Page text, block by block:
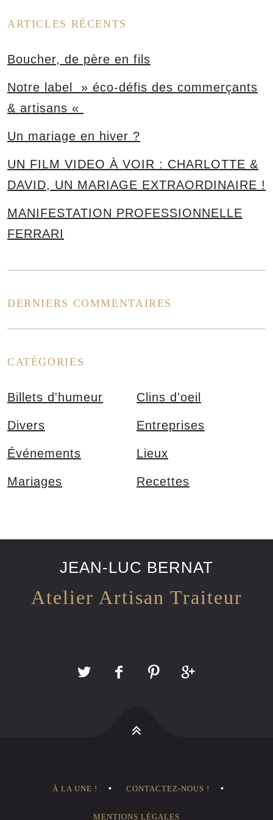
ARTICLES RÉCENTS
Boucher, de père en fils
Notre label » éco-défis des commerçants
& artisans «
Un mariage en hiver ?
UN FILM VIDEO À VOIR : CHARLOTTE &
DAVID, UN MARIAGE EXTRAORDINAIRE !
MANIFESTATION PROFESSIONNELLE
FERRARI
DERNIERS COMMENTAIRES
CATÉGORIES
Billets d'humeur Clins d'oeil
Divers Entreprises
Événements Lieux
Mariages Recettes
JEAN-LUC BERNAT
Atelier Artisan Traiteur
À LA UNE ! CONTACTEZ-NOUS !
MENTIONS LÉGALES